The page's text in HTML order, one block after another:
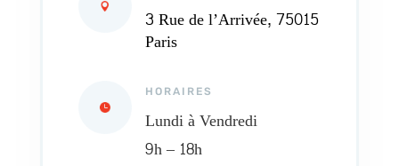
3 Rue de l’Arrivée, 75015
Paris
HORAIRES
Lundi à Vendredi
9h – 18h